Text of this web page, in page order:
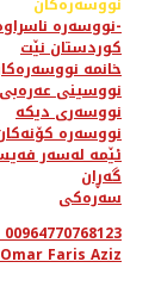
نووسەرە ناسراوەکان-
کوردستان نێت
خانمە
نووسینی عەرەبی
نووسەری دیکە
نووسەرە
ئێمە لەسەر
گەڕان
سەرەکی
Faris Aziz